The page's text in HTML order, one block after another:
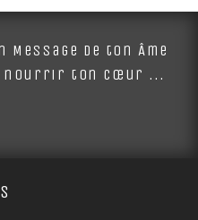
de ton Âme
nourrir ton cœur ...